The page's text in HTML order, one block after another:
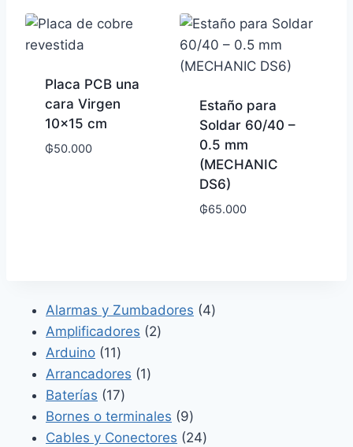
Placa PCB una
cara Virgen
10×15 cm
₲50.000
Estaño para
Soldar 60/40 –
0.5 mm
(MECHANIC
DS6)
₲65.000
Alarmas y Zumbadores 44
Amplificadores 22
Arduino 1111
productos
Arrancadores 11
Baterías 1717
productos
Bornes o terminales 99
productos
Cables y Conectores 2424